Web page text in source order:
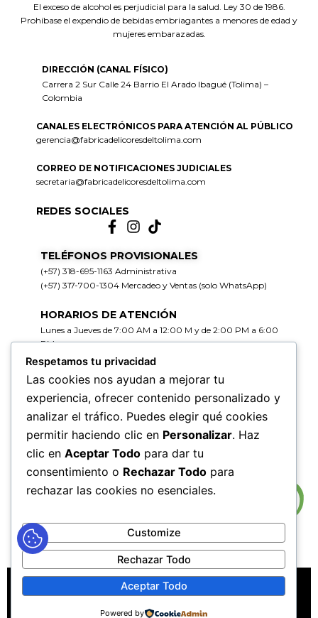
El exceso de alcohol es perjudicial para la salud. Ley 30 de 1986.
Prohíbase el expendio de bebidas embriagantes a menores de edad y
mujeres embarazadas.
DIRECCIÓN (CANAL FÍSICO)
Carrera 2 Sur Calle 24 Barrio El Arado Ibagué (Tolima) –
Colombia
CANALES ELECTRÓNICOS PARA ATENCIÓN AL PÚBLICO
gerencia@fabricadelicoresdeltolima.com
CORREO DE NOTIFICACIONES JUDICIALES
secretaria@fabricadelicoresdeltolima.com
REDES SOCIALES
TELÉFONOS PROVISIONALES
(+57) 318-695-1163 Administrativa
(+57) 317-700-1304 Mercadeo y Ventas (solo WhatsApp)
HORARIOS DE ATENCIÓN
Lunes a Jueves de 7:00 AM a 12:00 M y de 2:00 PM a 6:00
PM
Viernes de 7:00 AM a 12:00 M y de 2:00 PM a 5:00 PM
HORARIOS DE RADICACIÓN DE
CORRESPONDENCIA
Lunes a Jueves de 7:30 AM a 11:30 AM y de 2:00 PM a 5:00
PM
Viernes de 7:30 AM a 11:30 PM y de 2:00 PM a 4:00 PM
MAPA DEL SITIOPOLÍTICAS DE PRIVACIDAD
POLÍTICAS DE DERECHOS DE AUTOR
Respetamos tu privacidad
Las cookies nos ayudan a mejorar tu
experiencia, ofrecer contenido personalizado y
analizar el tráfico. Puedes elegir qué cookies
permitir haciendo clic en Personalizar. Haz
clic en Aceptar Todo para dar tu
consentimiento o Rechazar Todo para
rechazar las cookies no esenciales.
Customize
Rechazar Todo
Aceptar Todo
Powered by